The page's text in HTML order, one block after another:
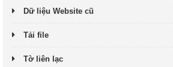
Dữ liệu Website cũ
Tải file
Tờ liên lạc